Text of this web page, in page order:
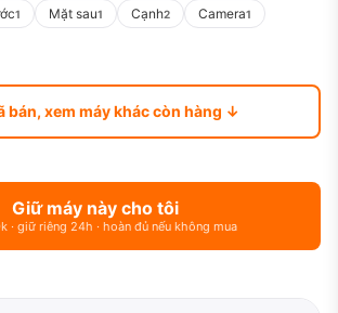
1 Mặt sau1 Cạnh2 Camera1
bán, xem máy khác còn hàng ↓
Giữ máy này cho tôi
· giữ riêng 24h · hoàn đủ nếu không mua